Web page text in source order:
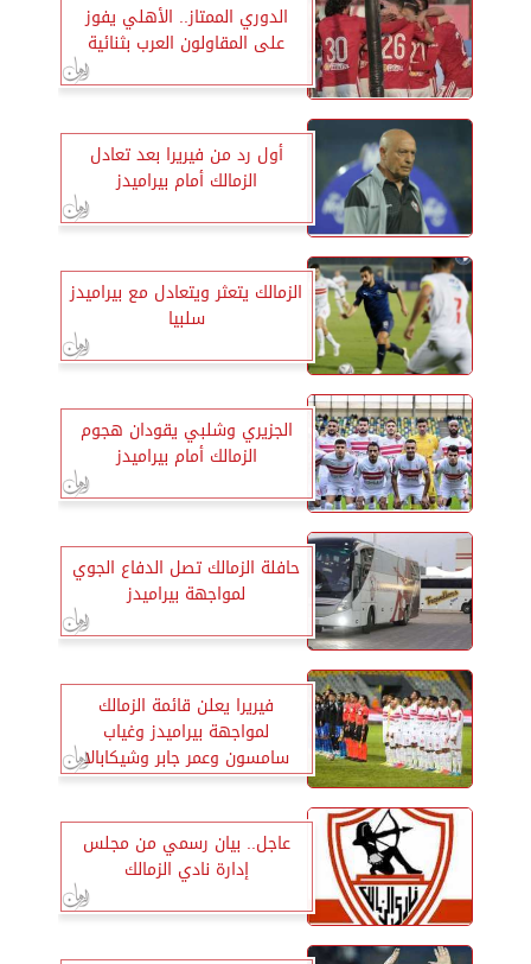
الدوري الممتاز.. الأهلي يفوز
على المقاولون العرب بثنائية
أول رد من فيريرا بعد تعادل
الزمالك أمام بيراميدز
الزمالك يتعثر ويتعادل مع بيراميدز
سلبيا
الجزيري وشلبي يقودان هجوم
الزمالك أمام بيراميدز
حافلة الزمالك تصل الدفاع الجوي
لمواجهة بيراميدز
فيريرا يعلن قائمة الزمالك
لمواجهة بيراميدز وغياب
سامسون وعمر جابر وشيكابالا
عاجل.. بيان رسمي من مجلس
إدارة نادي الزمالك